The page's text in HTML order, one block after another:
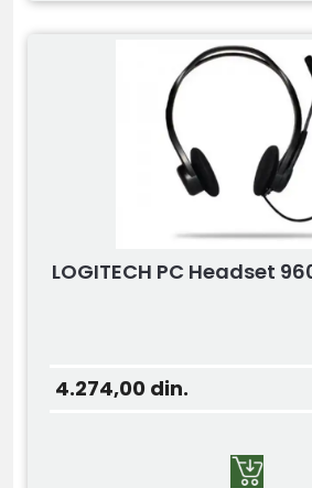
LOGITECH PC Headset
4.274,00 din.